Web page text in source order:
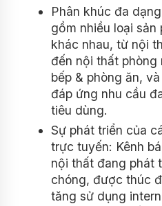
Phân khúc đa
gồm nhiều loại sản
khác nhau, từ nội
đến nội thất phòng
bếp & phòng ăn,
đáp ứng nhu cầu
tiêu dùng.
Sự phát triển của
trực tuyến: Kênh
nội thất đang phát
chóng, được thúc
tăng sử dụng